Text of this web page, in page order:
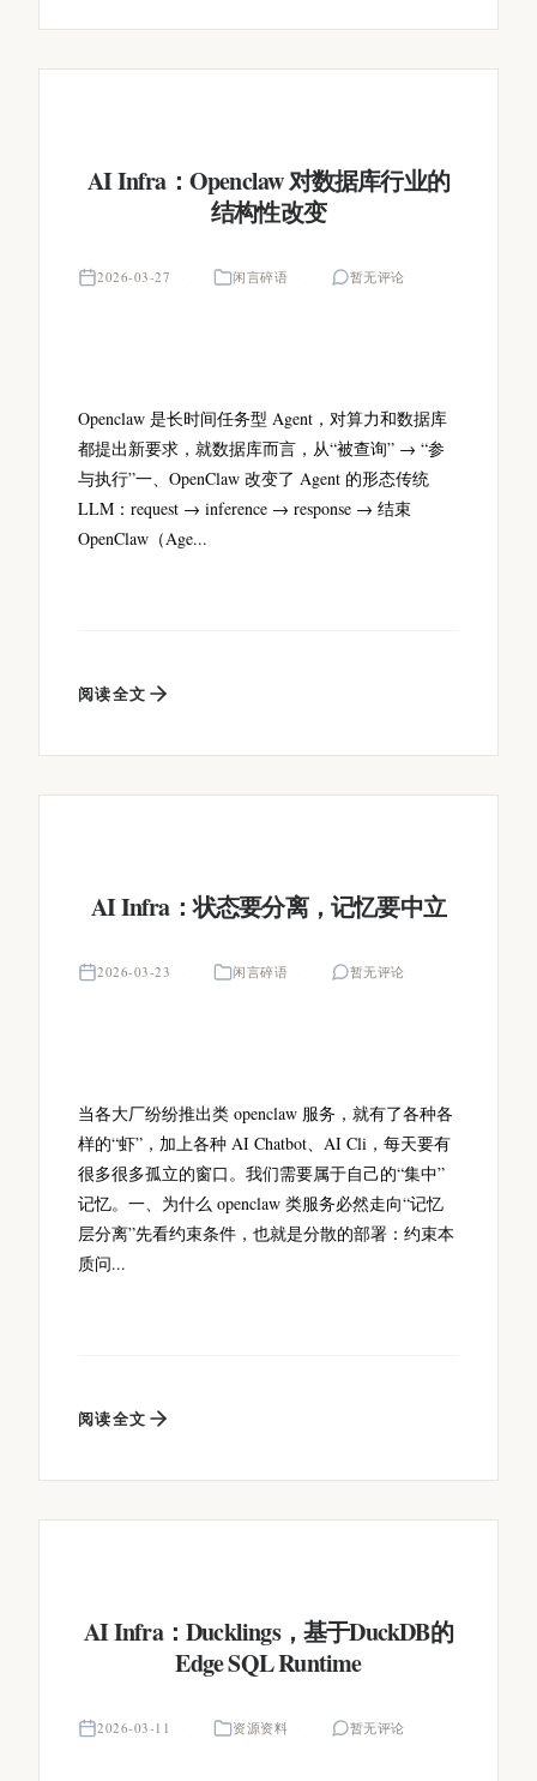
AI Infra：Openclaw 对数据库行业的
结构性改变
2026-03-27 闲言碎语 暂无评论
Openclaw 是长时间任务型 Agent，对算力和数据库
都提出新要求，就数据库而言，从“被查询” → “参
与执行”一、OpenClaw 改变了 Agent 的形态传统
LLM：request → inference → response → 结束
OpenClaw（Age...
阅读全文
AI Infra：状态要分离，记忆要中立
2026-03-23 闲言碎语 暂无评论
当各大厂纷纷推出类 openclaw 服务，就有了各种各
样的“虾”，加上各种 AI Chatbot、AI Cli，每天要有
很多很多孤立的窗口。我们需要属于自己的“集中”
记忆。一、为什么 openclaw 类服务必然走向“记忆
层分离”先看约束条件，也就是分散的部署：约束本
质问...
阅读全文
AI Infra：Ducklings，基于DuckDB的
Edge SQL Runtime
2026-03-11 资源资料 暂无评论